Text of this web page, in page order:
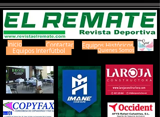
Inicio Contactar
Equipos Interfútbol
Equipos Históricos
Quienes Somos